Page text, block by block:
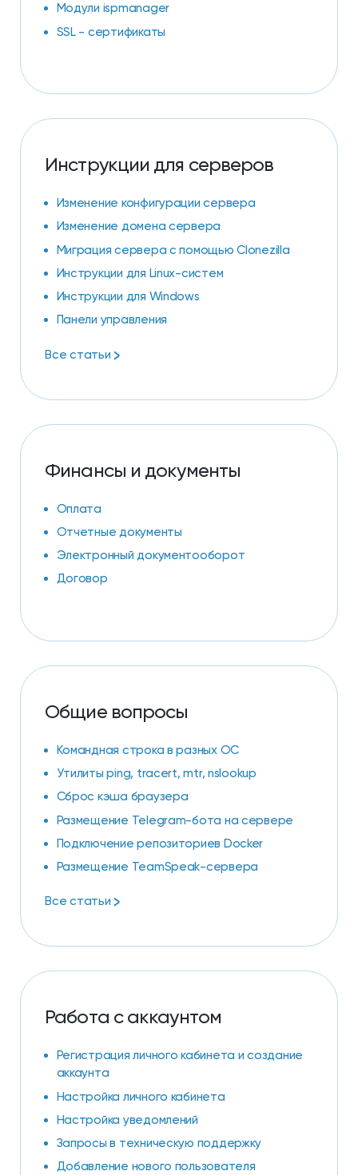
Модули ispmanager
SSL - сертификаты
Инструкции для серверов
Изменение конфигурации сервера
Изменение домена сервера
Миграция сервера с помощью Clonezilla
Инструкции для Linux-систем
Инструкции для Windows
Панели управления
Все статьи >
Финансы и документы
Оплата
Отчетные документы
Электронный документооборот
Договор
Общие вопросы
Командная строка в разных ОС
Утилиты ping, tracert, mtr, nslookup
Сброс кэша браузера
Размещение Telegram-бота на сервере
Подключение репозиториев Docker
Размещение TeamSpeak-сервера
Все статьи >
Работа с аккаунтом
Регистрация личного кабинета и создание
аккаунта
Настройка личного кабинета
Настройка уведомлений
Запросы в техническую поддержку
Добавление нового пользователя